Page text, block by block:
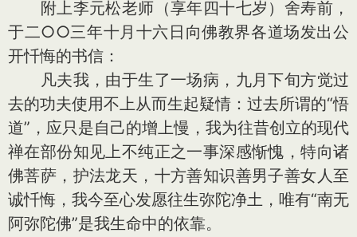
附上李元松老师（享年四十七岁）舍寿前，
于二○○三年十月十六日向佛教界各道场发出公
开忏悔的书信：
凡夫我，由于生了一场病，九月下旬方觉过
去的功夫使用不上从而生起疑情：过去所谓的“悟
道”，应只是自己的增上慢，我为往昔创立的现代
禅在部份知见上不纯正之一事深感惭愧，特向诸
佛菩萨，护法龙天，十方善知识善男子善女人至
诚忏悔，我今至心发愿往生弥陀净土，唯有“南无
阿弥陀佛”是我生命中的依靠。